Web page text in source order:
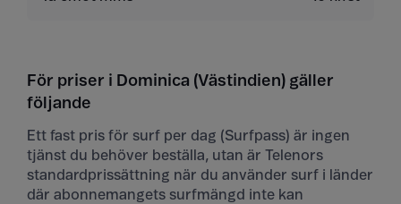
För priser i Dominica (Västindien) gäller
följande
Ett fast pris för surf per dag (Surfpass) är ingen
tjänst du behöver beställa, utan är Telenors
standardprissättning när du använder surf i länder
där abonnemangets surfmängd inte kan